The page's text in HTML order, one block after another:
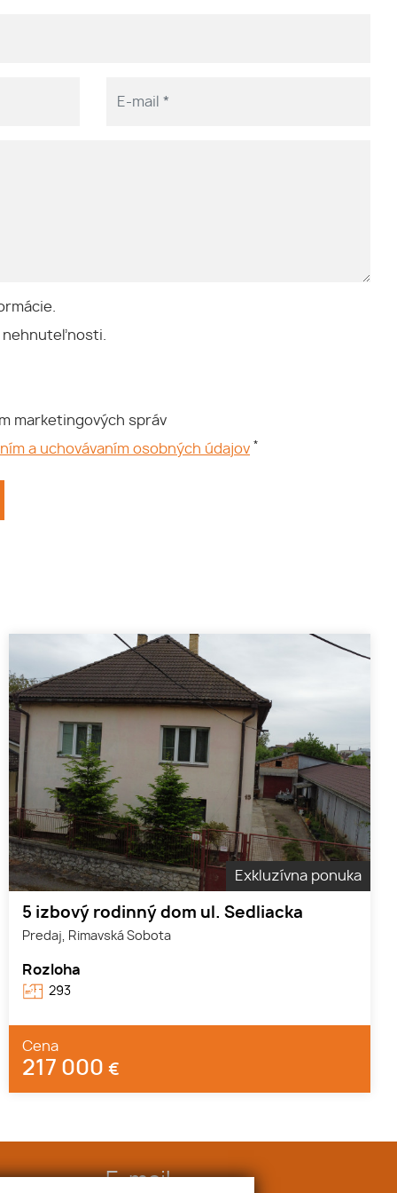
nehnuteľnosti.
marketingových správ
a uchovávaním osobných údajov *
Exkluzívna ponuka
5 izbový rodinný dom ul. Sedliacka
Predaj, Rimavská Sobota
Rozloha
293
Cena
217 000 €
E-mail